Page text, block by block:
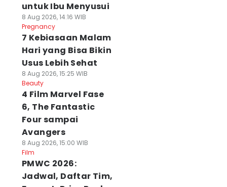
untuk Ibu Menyusui
8 Aug 2026, 14:16 WIB
Pregnancy
7 Kebiasaan Malam
Hari yang Bisa Bikin
Usus Lebih Sehat
8 Aug 2026, 15:25 WIB
Beauty
4 Film Marvel Fase
6, The Fantastic
Four sampai
Avangers
8 Aug 2026, 15:00 WIB
Film
PMWC 2026:
Jadwal, Daftar Tim,